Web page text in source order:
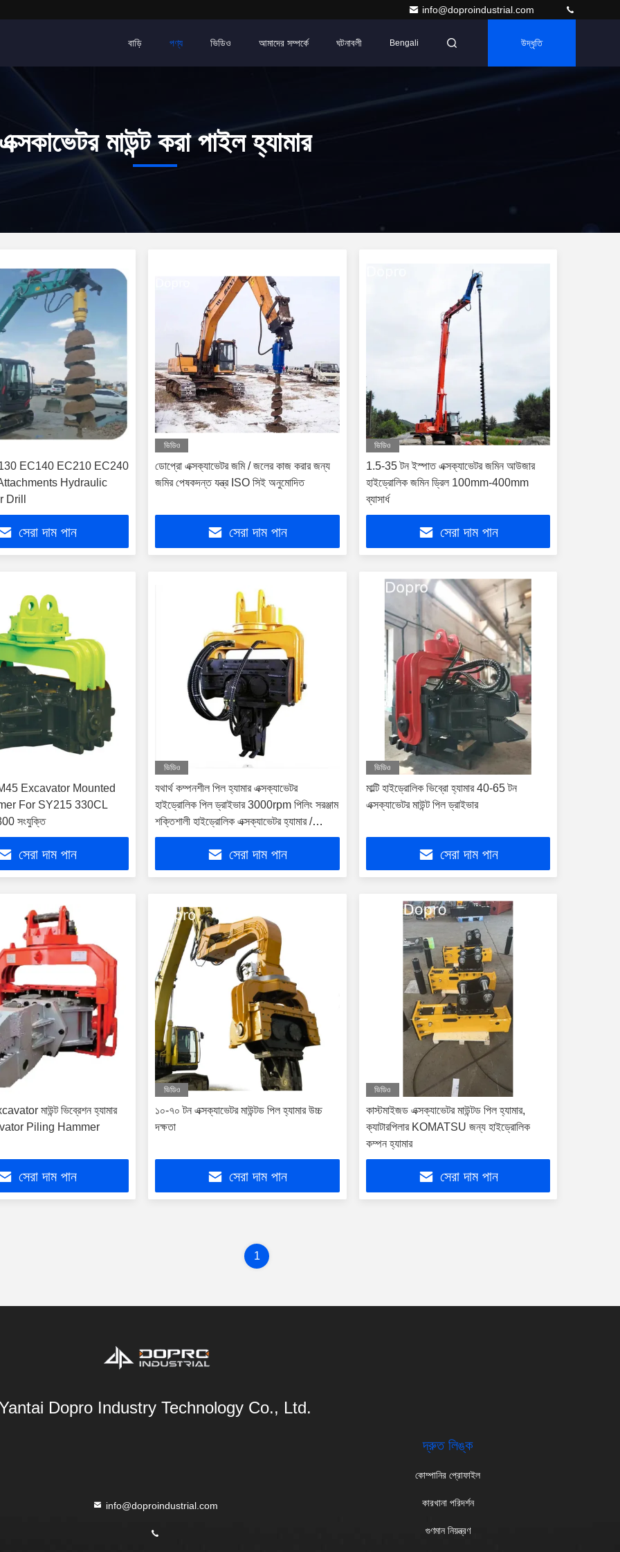
info@doproindustrial.com
বাড়ি পণ্য ভিডিও আমাদের সম্পর্কে ঘটনাবলী Bengali উদ্ধৃতি
এক্সকাভেটর মাউন্ট করা পাইল হ্যামার
EC140 EC210 EC240
Hydraulic
Drill
সেরা দাম পান
ভিডিও
ডোপ্রো এক্সক্যাভেটর জমি / জলের কাজ করার জন্য
জমির পেষকদন্ত যন্ত্র ISO সিই অনুমোদিত
সেরা দাম পান
ভিডিও
1.5-35 টন ইস্পাত এক্সক্যাভেটর জমিন আউজার
হাইড্রোলিক জমিন ড্রিল 100mm-400mm
ব্যাসার্ধ
সেরা দাম পান
Excavator Mounted
For SY215 330CL
সংযুক্তি
সেরা দাম পান
ভিডিও
যথার্থ কম্পনশীল পিল হ্যামার এক্সক্যাভেটর
হাইড্রোলিক পিল ড্রাইভার 3000rpm পিলিং সরঞ্জাম
শক্তিশালী হাইড্রোলিক এক্সক্যাভেটর হ্যামার /
কম্পনশীল হ্যামার পিল ড্রাইভার
সেরা দাম পান
ভিডিও
মাল্টি হাইড্রোলিক ভিব্রো হ্যামার 40-65 টন
এক্সক্যাভেটর মাউন্ট পিল ড্রাইভার
সেরা দাম পান
মাউন্ট ভিব্রেশন হ্যামার
Piling Hammer
সেরা দাম পান
ভিডিও
১০-৭০ টন এক্সক্যাভেটর মাউন্টড পিল হ্যামার উচ্চ
দক্ষতা
সেরা দাম পান
ভিডিও
কাস্টমাইজড এক্সক্যাভেটর মাউন্টড পিল হ্যামার,
ক্যাটারপিলার KOMATSU জন্য হাইড্রোলিক
কম্পন হ্যামার
সেরা দাম পান
1
Dopro Industry Technology Co., Ltd.
info@doproindustrial.com
দ্রুত লিঙ্ক
কোম্পানির প্রোফাইল
কারখানা পরিদর্শন
গুণমান নিয়ন্ত্রণ